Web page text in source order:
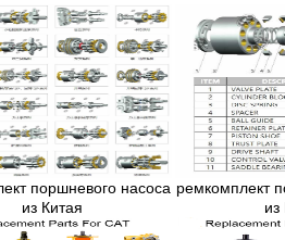
поршневого насоса
из Китая
ремкомплект
из